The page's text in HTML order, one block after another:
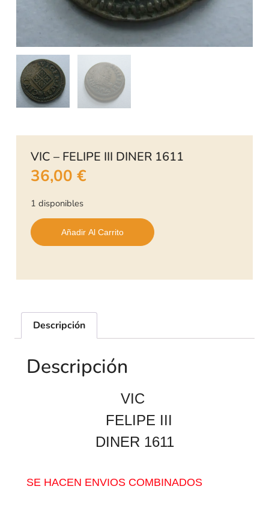
VIC – FELIPE III DINER 1611
36,00 €
1 disponibles
Añadir Al Carrito
Descripción
Descripción
VIC
FELIPE III
DINER 1611
SE HACEN ENVIOS COMBINADOS